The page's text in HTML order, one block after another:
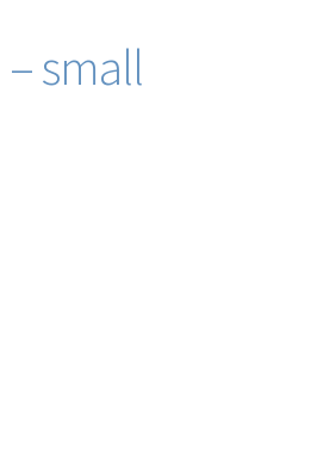
small